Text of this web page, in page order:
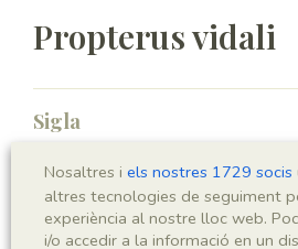
Propterus vidali
Sigla
Taxonomia
Nosaltres i els nostres 1729 socis
altres tecnologies de seguiment
experiència al nostre lloc web.
i/o accedir a la informació en un